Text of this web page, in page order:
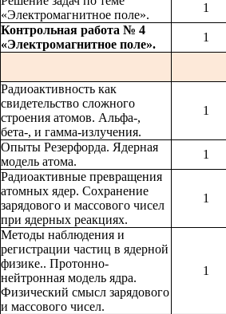
«Электромагнитное поле».
1
Контрольная работа № 4
«Электромагнитное поле».
1
Радиоактивность как
свидетельство сложного
строения атомов. Альфа-,
бета-, и гамма-излучения.
1
Опыты Резерфорда. Ядерная
модель атома.
1
Радиоактивные превращения
атомных ядер. Сохранение
зарядового и массового чисел
при ядерных реакциях.
1
Методы наблюдения и
регистрации частиц в ядерной
физике.. Протонно-
нейтронная модель ядра.
Физический смысл зарядового
и массового чисел.
1